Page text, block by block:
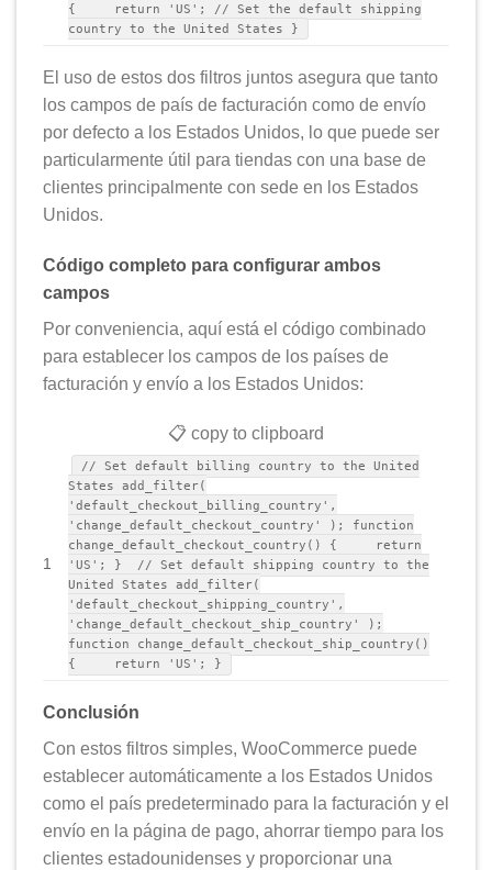
{ return 'US'; // Set the default shipping
country to the United States }
El uso de estos dos filtros juntos asegura que tanto
los campos de país de facturación como de envío
por defecto a los Estados Unidos, lo que puede ser
particularmente útil para tiendas con una base de
clientes principalmente con sede en los Estados
Unidos.
Código completo para configurar ambos
campos
Por conveniencia, aquí está el código combinado
para establecer los campos de los países de
facturación y envío a los Estados Unidos:
📋 copy to clipboard
1
// Set default billing country to the United
States add_filter(
'default_checkout_billing_country',
'change_default_checkout_country' ); function
change_default_checkout_country() { return
'US'; } // Set default shipping country to the
United States add_filter(
'default_checkout_shipping_country',
'change_default_checkout_ship_country' );
function change_default_checkout_ship_country()
{ return 'US'; }
Conclusión
Con estos filtros simples, WooCommerce puede
establecer automáticamente a los Estados Unidos
como el país predeterminado para la facturación y el
envío en la página de pago, ahorrar tiempo para los
clientes estadounidenses y proporcionar una